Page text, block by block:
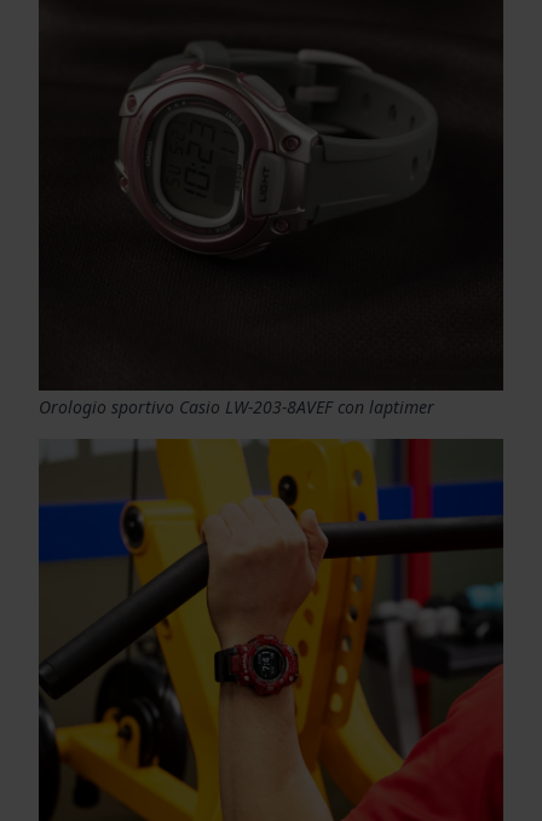
Orologio sportivo Casio LW-203-8AVEF con laptimer